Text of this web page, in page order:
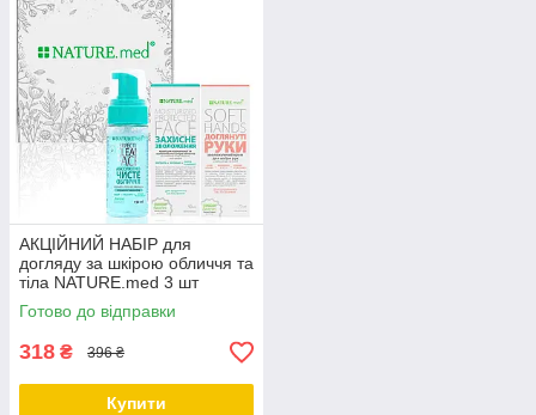
АКЦІЙНИЙ НАБІР для
догляду за шкірою обличчя та
тіла NATURE.med 3 шт
Готово до відправки
318 ₴ 396 ₴
Купити